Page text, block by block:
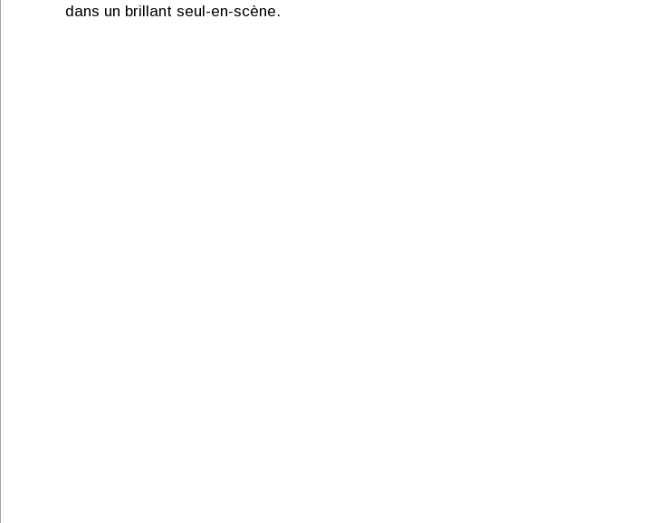
dans un brillant seul-en-scène.